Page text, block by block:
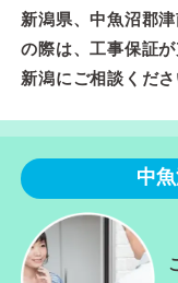
新潟県、中魚沼郡
の際は、工事保証
新潟にご相談くださ
中